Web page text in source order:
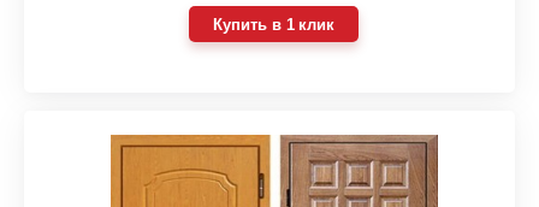
Купить в 1 клик